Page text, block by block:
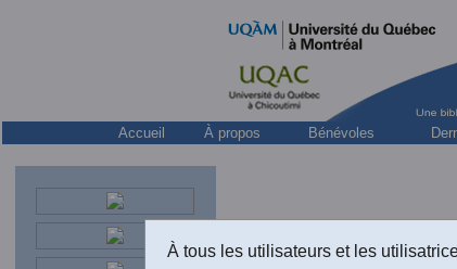
Accueil À propos Bénévoles
À tous les utilisateurs et les